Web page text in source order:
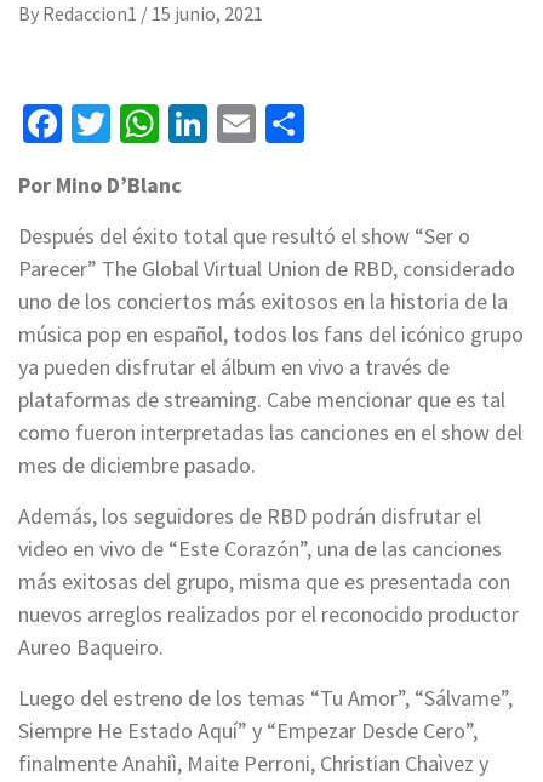
By Redaccion1 / 15 junio, 2021
Facebook
Twitter
WhatsApp
LinkedIn
Email
Por Mino D’Blanc
Después del éxito total que resultó el show “Ser o
Parecer” The Global Virtual Union de RBD, considerado
uno de los conciertos más exitosos en la historia de la
música pop en español, todos los fans del icónico grupo
ya pueden disfrutar el álbum en vivo a través de
plataformas de streaming. Cabe mencionar que es tal
como fueron interpretadas las canciones en el show del
mes de diciembre pasado.
Además, los seguidores de RBD podrán disfrutar el
video en vivo de “Este Corazón”, una de las canciones
más exitosas del grupo, misma que es presentada con
nuevos arreglos realizados por el reconocido productor
Aureo Baqueiro.
Luego del estreno de los temas “Tu Amor”, “Sálvame”,
Siempre He Estado Aquí” y “Empezar Desde Cero”,
finalmente Anahiì, Maite Perroni, Christian Chaìvez y